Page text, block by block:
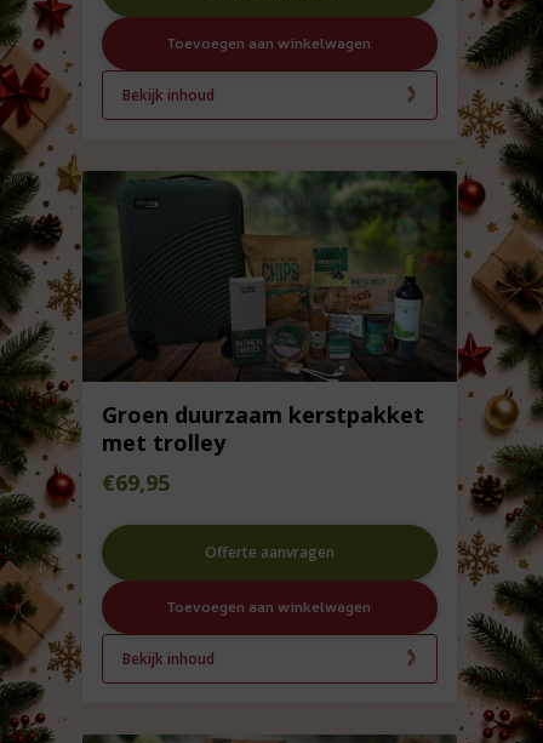
Toevoegen aan winkelwagen
Bekijk inhoud
Groen duurzaam kerstpakket
met trolley
€69,95
Offerte aanvragen
Toevoegen aan winkelwagen
Bekijk inhoud